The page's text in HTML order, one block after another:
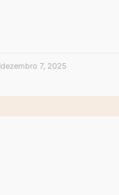
dezembro 7, 2025